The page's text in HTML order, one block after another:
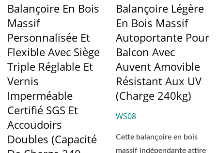
Balançoire En Bois
Massif
Personnalisée Et
Flexible Avec Siège
Triple Réglable Et
Vernis
Imperméable
Certifié SGS Et
Accoudoirs
Doubles (capacité
Balançoire Légère
En Bois Massif
Autoportante Pour
Balcon Avec
Auvent Amovible
Résistant Aux UV
(Charge 240kg)
WS08
Cette balançoire en bois
massif indépendante attire